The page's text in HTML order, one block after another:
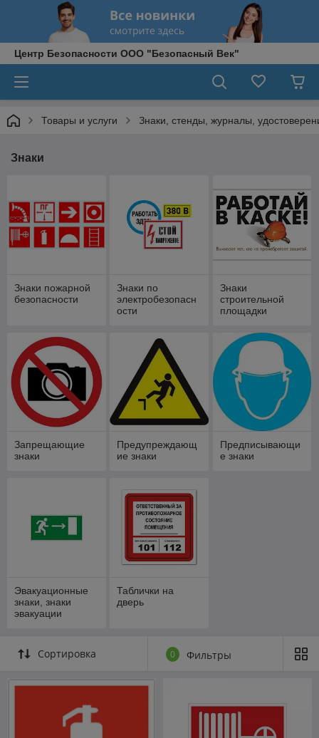
Центр Безопасности ООО "Безопасный Век"
Товары и услуги Знаки, стенды, журналы,
Знаки
Знаки пожарной
безопасности
Знаки по
электробезопасн
ости
Знаки
строительной
площадки
Запрещающие
знаки
Предупреждающ
ие знаки
Предписывающи
е знаки
Эвакуационные
знаки, знаки
эвакуации
Таблички на
дверь
Сортировка 0 Фильтры